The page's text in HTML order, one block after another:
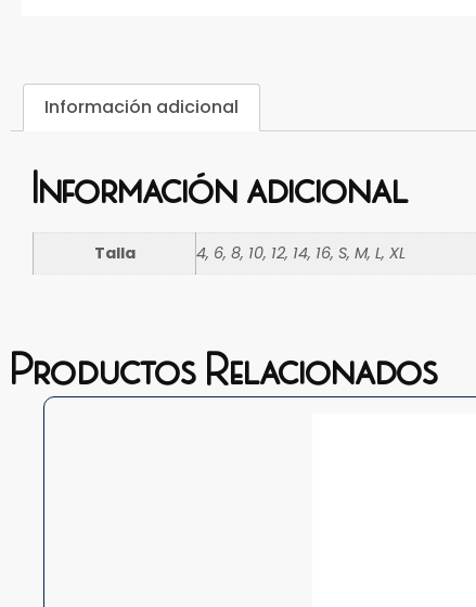
Información adicional
Información adicional
Talla 4, 6, 8, 10, 12, 14, 16, S, M, L, XL
Productos Relacionados